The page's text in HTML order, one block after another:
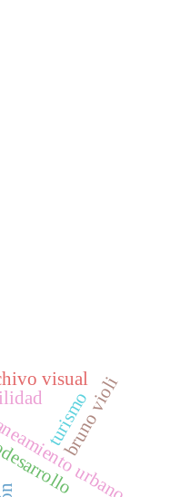
urbano
bruno violi
visual
turismo